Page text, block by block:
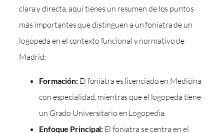
clara y directa, aquí tienes un resumen de los puntos
más importantes que distinguen a un foniatra de un
logopeda en el contexto funcional y normativo de
Madrid:
Formación: El foniatra es licenciado en Medicina
con especialidad, mientras que el logopeda tiene
un Grado Universitario en Logopedia.
Enfoque Principal: El foniatra se centra en el